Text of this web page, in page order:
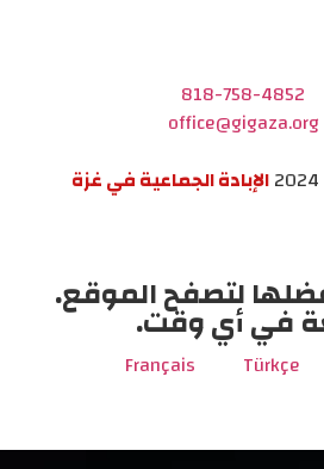
818-758-4852
office@gigaza.org
الإبادة الجماعية في غزة
لتصفح الموقع.
في أي وقت.
Türkçe
Français